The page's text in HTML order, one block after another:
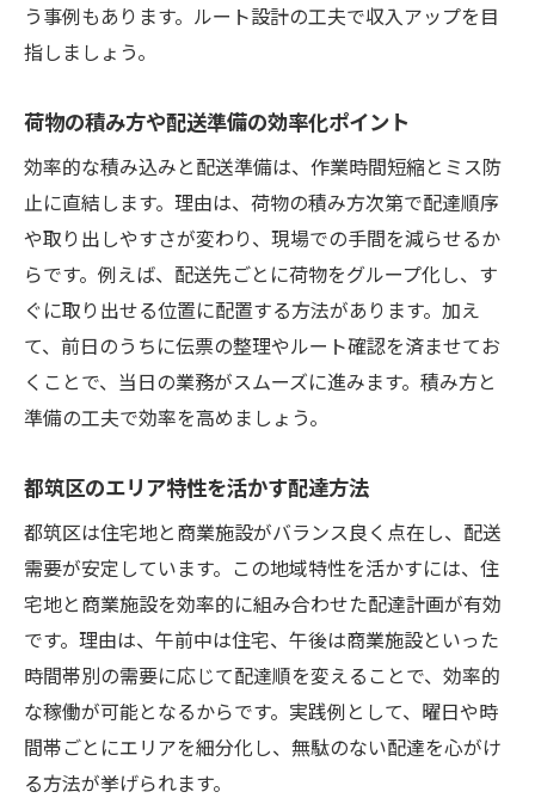
う事例もあります。ルート設計の工夫で収入アップを目
指しましょう。
荷物の積み方や配送準備の効率化ポイント
効率的な積み込みと配送準備は、作業時間短縮とミス防
止に直結します。理由は、荷物の積み方次第で配達順序
や取り出しやすさが変わり、現場での手間を減らせるか
らです。例えば、配送先ごとに荷物をグループ化し、す
ぐに取り出せる位置に配置する方法があります。加え
て、前日のうちに伝票の整理やルート確認を済ませてお
くことで、当日の業務がスムーズに進みます。積み方と
準備の工夫で効率を高めましょう。
都筑区のエリア特性を活かす配達方法
都筑区は住宅地と商業施設がバランス良く点在し、配送
需要が安定しています。この地域特性を活かすには、住
宅地と商業施設を効率的に組み合わせた配達計画が有効
です。理由は、午前中は住宅、午後は商業施設といった
時間帯別の需要に応じて配達順を変えることで、効率的
な稼働が可能となるからです。実践例として、曜日や時
間帯ごとにエリアを細分化し、無駄のない配達を心がけ
る方法が挙げられます。